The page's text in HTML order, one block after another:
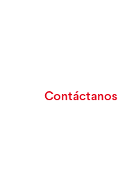
Contáctanos